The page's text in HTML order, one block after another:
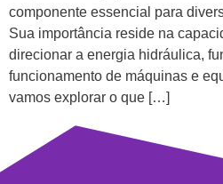
componente essencial para
Sua importância reside na
direcionar a energia hidráulica,
funcionamento de máquinas e
vamos explorar o que […]